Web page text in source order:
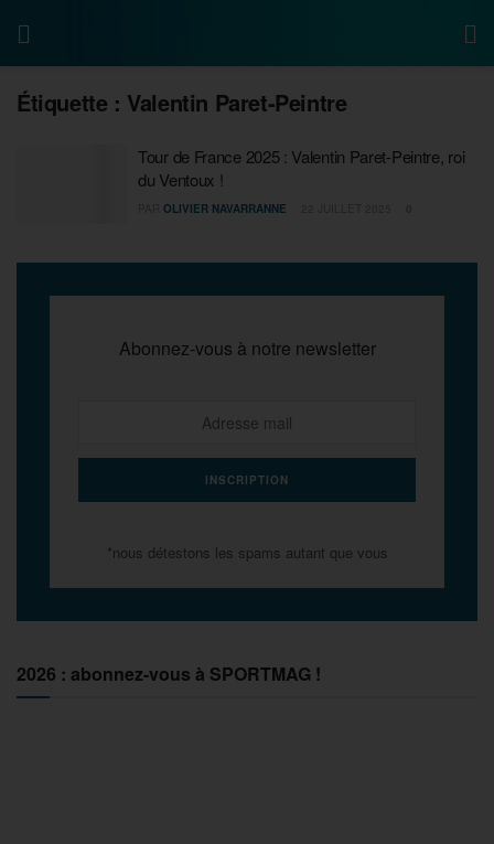
Étiquette : Valentin Paret-Peintre
Tour de France 2025 : Valentin Paret-Peintre, roi
du Ventoux !
OLIVIER NAVARRANNE
Abonnez-vous à notre newsletter
*nous détestons les spams autant que vous
2026 : abonnez-vous à SPORTMAG !